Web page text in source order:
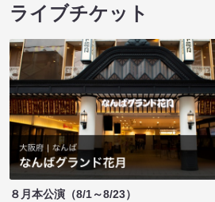
ライブチケット
８月本公演（8/1～8/23）